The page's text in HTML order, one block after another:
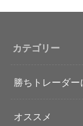
カテゴリー
勝ちトレーダ
オススメ